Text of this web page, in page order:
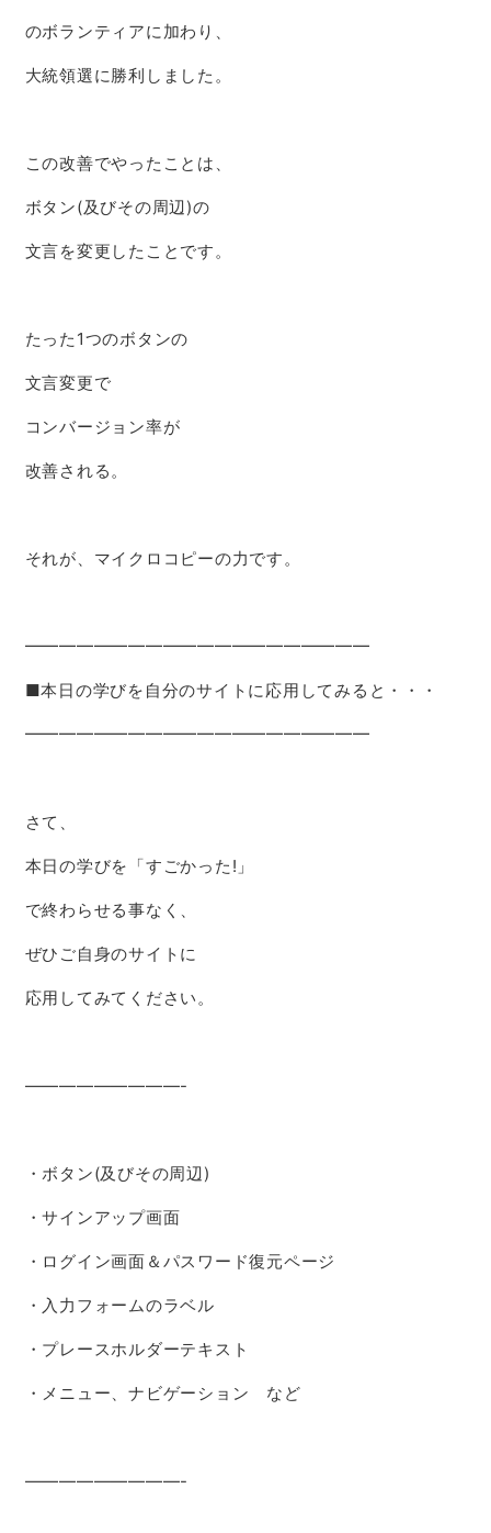
のボランティアに加わり、
大統領選に勝利しました。
この改善でやったことは、
ボタン(及びその周辺)の
文言を変更したことです。
たった1つのボタンの
文言変更で
コンバージョン率が
改善される。
それが、マイクロコピーの力です。
━━━━━━━━━━━━━━━━━━━━
■本日の学びを自分のサイトに応用してみると・・・
━━━━━━━━━━━━━━━━━━━━
さて、
本日の学びを「すごかった!」
で終わらせる事なく、
ぜひご自身のサイトに
応用してみてください。
—————————-
・ボタン(及びその周辺)
・サインアップ画面
・ログイン画面＆パスワード復元ページ
・入力フォームのラベル
・プレースホルダーテキスト
・メニュー、ナビゲーション など
—————————-